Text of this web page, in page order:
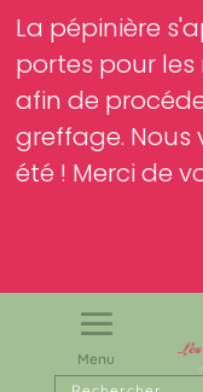
La pépinière
portes pour
afin de
greffage. Nous
été ! Merci de
Menu